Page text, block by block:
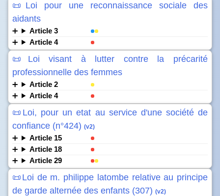
📜Loi pour une reconnaissance sociale des
aidants
Article 3
Article 4
📜Loi visant à lutter contre la précarité
professionnelle des femmes
Article 2
Article 4
📜Loi, pour un etat au service d'une société de
confiance (n°424) (v2)
Article 15
Article 18
Article 29
📜Loi de m. philippe latombe relative au principe
de garde alternée des enfants (307) (v2)